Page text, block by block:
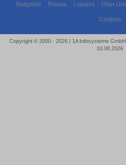
Ratgeber Presse Lokales Über
Cookies
Copyright © 2000 - 2026 | 1A Infosysteme
10.08.2026